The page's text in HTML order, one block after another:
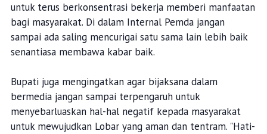
untuk terus berkonsentrasi bekerja memberi manfaatan
bagi masyarakat. Di dalam Internal Pemda jangan
sampai ada saling mencurigai satu sama lain lebih baik
senantiasa membawa kabar baik.
Bupati juga mengingatkan agar bijaksana dalam
bermedia jangan sampai terpengaruh untuk
menyebarluaskan hal-hal negatif kepada masyarakat
untuk mewujudkan Lobar yang aman dan tentram. "Hati-